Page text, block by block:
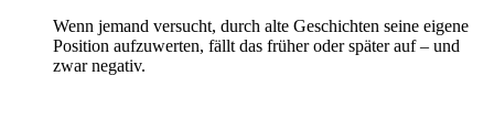
Wenn jemand versucht, durch alte Geschichten seine eigene
Position aufzuwerten, fällt das früher oder später auf – und
zwar negativ.